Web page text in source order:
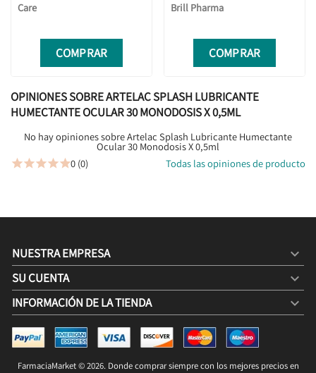
ARTELAC SPLASH LUBRICANTE HUMECTANTE OCULAR
30 MONODOSIS X 0,5ML
10,40 € 8,40 €
Care
COMPRAR
Brill Pharma
COMPRAR
OPINIONES SOBRE ARTELAC SPLASH LUBRICANTE
HUMECTANTE OCULAR 30 MONODOSIS X 0,5ML
No hay opiniones sobre Artelac Splash Lubricante Humectante
Ocular 30 Monodosis X 0,5ml
0 (0) Todas las opiniones de producto
NUESTRA EMPRESA 
SU CUENTA 
INFORMACIÓN DE LA TIENDA keyboard_arrow_down
FarmaciaMarket © 2026. Donde comprar siempre con los mejores precios en